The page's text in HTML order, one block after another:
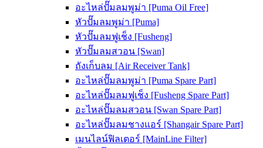
อะไหล่ปั๊มลมพูม่า [Puma Oil Free]
หัวปั๊มลมพูม่า [Puma]
หัวปั๊มลมฟูเช็ง [Fusheng]
หัวปั๊มลมสวอน [Swan]
ถังเก็บลม [Air Receiver Tank]
อะไหล่ปั๊มลมพูม่า [Puma Spare Part]
อะไหล่ปั๊มลมฟูเช็ง [Fusheng Spare Part]
อะไหล่ปั๊มลมสวอน [Swan Spare Part]
อะไหล่ปั๊มลมชางแอร์ [Shangair Spare Part]
เมนไลน์ฟิลเตอร์ [MainLine Filter]